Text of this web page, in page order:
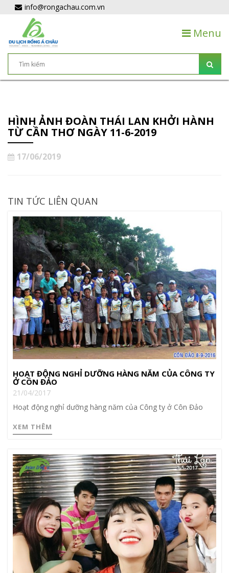
info@rongachau.com.vn
Menu
HÌNH ẢNH ĐOÀN THÁI LAN KHỞI HÀNH
TỪ CẦN THƠ NGÀY 11-6-2019
17/06/2019
TIN TỨC LIÊN QUAN
HOẠT ĐỘNG NGHỈ DƯỠNG HÀNG NĂM CỦA CÔNG TY
Ở CÔN ĐẢO
21/04/2017
Hoạt động nghỉ dưỡng hàng năm của Công ty ở Côn Đảo
XEM THÊM